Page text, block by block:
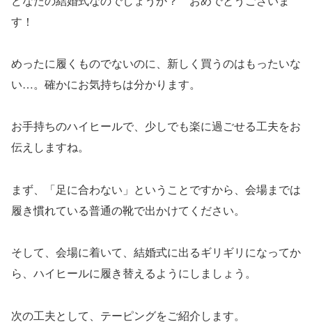
す！
めったに履くものでないのに、新しく買うのはもったいな
い…。確かにお気持ちは分かります。
お手持ちのハイヒールで、少しでも楽に過ごせる工夫をお
伝えしますね。
まず、「足に合わない」ということですから、会場までは
履き慣れている普通の靴で出かけてください。
そして、会場に着いて、結婚式に出るギリギリになってか
ら、ハイヒールに履き替えるようにしましょう。
次の工夫として、テーピングをご紹介します。